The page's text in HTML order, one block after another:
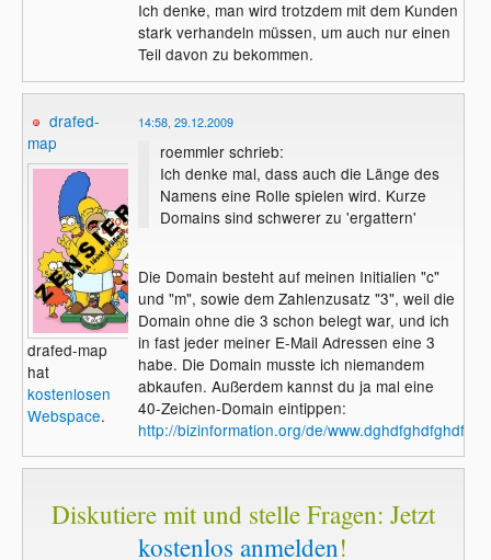
Ich denke, man wird trotzdem mit dem Kunden
stark verhandeln müssen, um auch nur einen
Teil davon zu bekommen.
drafed-
map
drafed-map
hat
kostenlosen
Webspace.
14:58, 29.12.2009
roemmler schrieb:
Ich denke mal, dass auch die Länge des
Namens eine Rolle spielen wird. Kurze
Domains sind schwerer zu 'ergattern'
Die Domain besteht auf meinen Initialien "c"
und "m", sowie dem Zahlenzusatz "3", weil die
Domain ohne die 3 schon belegt war, und ich
in fast jeder meiner E-Mail Adressen eine 3
habe. Die Domain musste ich niemandem
abkaufen. Außerdem kannst du ja mal eine
40-Zeichen-Domain eintippen:
http://bizinformation.org/de/
Diskutiere mit und stelle Fragen: Jetzt
kostenlos anmelden!